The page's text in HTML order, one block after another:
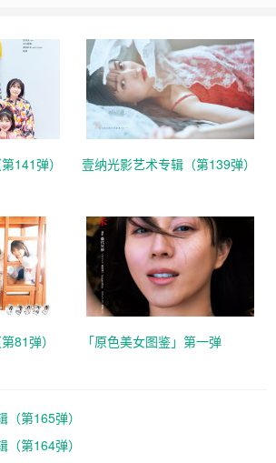
141弹） 壹纳光影艺术专辑（第139弹）
81弹） 「原色美女图鉴」第一弹
第165弹）
第164弹）